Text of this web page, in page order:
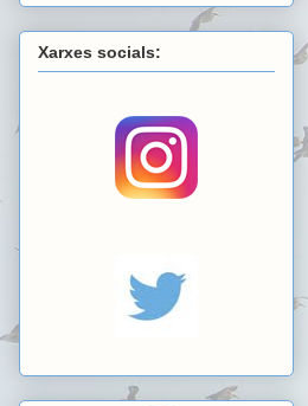
Xarxes socials: